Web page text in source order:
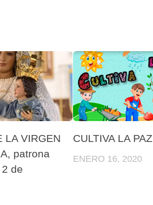
LA VIRGEN
patrona
de
CULTIVA LA PAZ
ENERO 16, 2020